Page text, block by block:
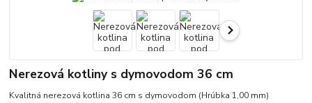
Nerezová kotliny s dymovodom 36 cm
Kvalitná nerezová kotlina 36 cm s dymovodom (Hrúbka 1,00 mm)